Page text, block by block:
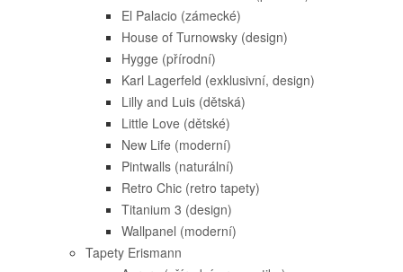
El Palacio (zámecké)
House of Turnowsky (design)
Hygge (přírodní)
Karl Lagerfeld (exklusivní, design)
Lilly and Luis (dětská)
Little Love (dětské)
New Life (moderní)
Pintwalls (naturální)
Retro Chic (retro tapety)
Titanium 3 (design)
Wallpanel (moderní)
Tapety Erismann